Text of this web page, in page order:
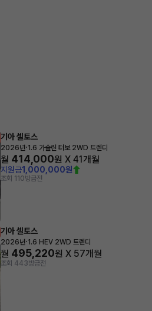
기아 셀토스
2026년·1.6 가솔린 터보 2WD 트렌디
월 414,000원 X 41개월
지원금1,000,000원
조회 110방금전
기아 셀토스
2026년·1.6 HEV 2WD 트렌디
월 495,220원 X 57개월
조회 443방금전